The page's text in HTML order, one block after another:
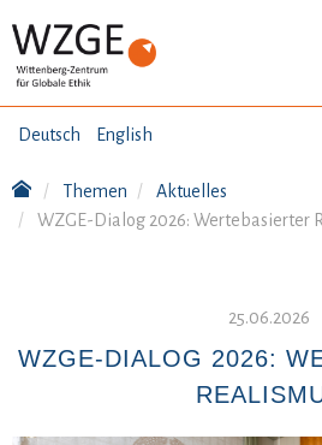
Deutsch English
Themen
Aktuelles
WZGE-Dialog 2026: Wertebasierter
25.06.2026
WZGE-DIALOG 2026: